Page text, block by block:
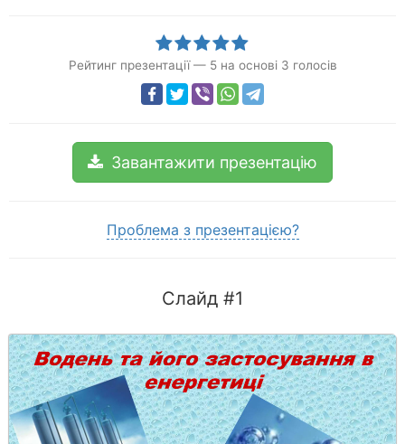
Рейтинг презентації — 5на основі 3 голосів
Завантажити презентацію
Проблема з презентацією?
Слайд #1